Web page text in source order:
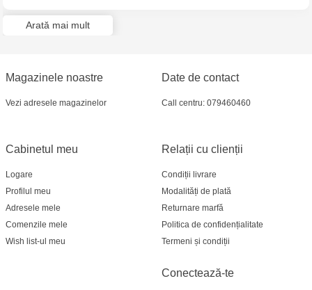
Crafti Comrat - str Pobeda,48
Crafti Ciocana - bd. Mircea cel Bătrân,17/3
Crafti Căușeni- str. Mihai Eminescu, 6
Multistore Telecentru - str. N. Testemițanu
Multistore Soroca - bd. Ștefan cel Mare, 110
Arată mai mult
Magazinele noastre
Vezi adresele magazinelor
Relații cu clienții
Condiții livrare
Modalități de plată
Returnare marfă
Politica de confidențialitate
Termeni și condiții
Cabinetul meu
Logare
Profilul meu
Adresele mele
Comenzile mele
Wish list-ul meu
Date de contact
Call centru: 079460460
Conectează-te